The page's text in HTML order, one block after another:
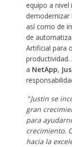
equipo a nivel
demodernizar
así como de
de
Artificial para
a NetApp,
“Justin se
gran
para
crecimiento.
hacia la